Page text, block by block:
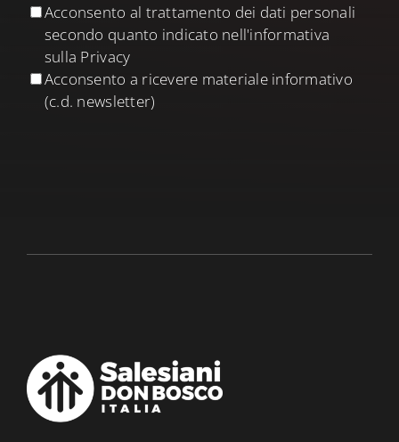
Acconsento al trattamento dei dati personali
secondo quanto indicato nell'informativa
sulla Privacy
Acconsento a ricevere materiale informativo
(c.d. newsletter)